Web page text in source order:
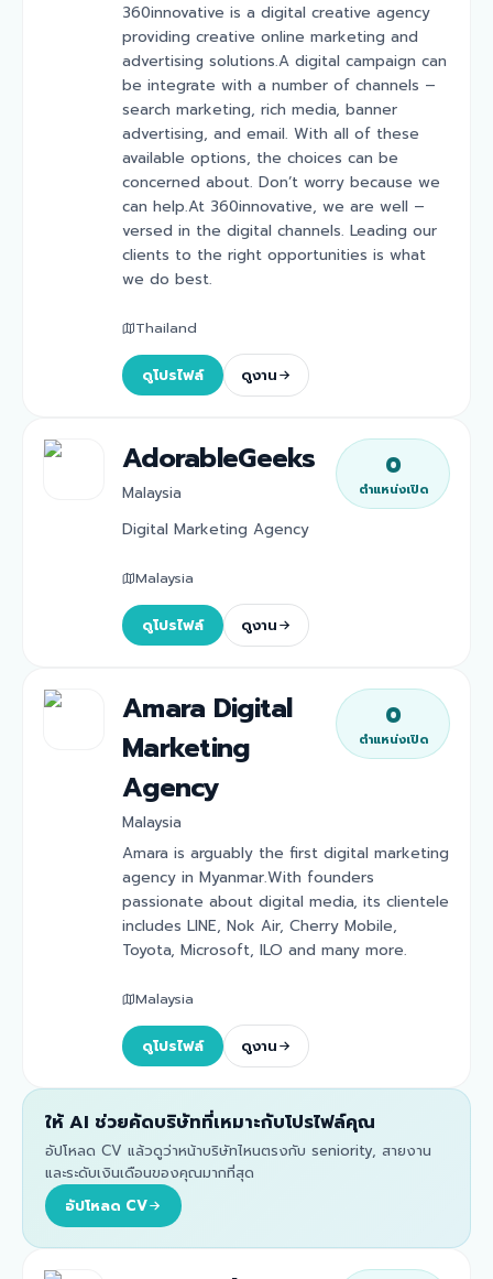
360innovative is a digital creative agency
providing creative online marketing and
advertising solutions.A digital campaign can
be integrate with a number of channels –
search marketing, rich media, banner
advertising, and email. With all of these
available options, the choices can be
concerned about. Don’t worry because we
can help.At 360innovative, we are well –
versed in the digital channels. Leading our
clients to the right opportunities is what
we do best.
Thailand
ดูโปรไฟล์ ดูงาน
AdorableGeeks
Malaysia
0
ตำแหน่งเปิด
Digital Marketing Agency
Malaysia
ดูโปรไฟล์ ดูงาน
Amara Digital
Marketing
Agency
Malaysia
0
ตำแหน่งเปิด
Amara is arguably the first digital marketing
agency in Myanmar.With founders
passionate about digital media, its clientele
includes LINE, Nok Air, Cherry Mobile,
Toyota, Microsoft, ILO and many more.
Malaysia
ดูโปรไฟล์ ดูงาน
ให้ AI ช่วยคัดบริษัทที่เหมาะกับโปรไฟล์คุณ
อัปโหลด CV แล้วดูว่าหน้าบริษัทไหนตรงกับ seniority, สายงาน
และระดับเงินเดือนของคุณมากที่สุด
อัปโหลด CV